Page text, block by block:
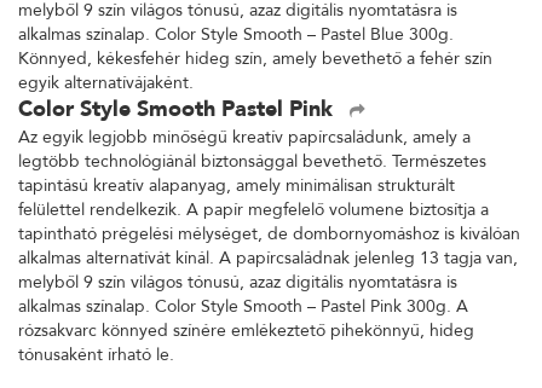
melyből 9 szín világos tónusú, azaz digitális nyomtatásra is
alkalmas színalap. Color Style Smooth – Pastel Blue 300g.
Könnyed, kékesfehér hideg szín, amely bevethető a fehér szín
egyik alternatívájaként.
Color Style Smooth Pastel Pink
Az egyik legjobb minőségű kreatív papírcsaládunk, amely a
legtöbb technológiánál biztonsággal bevethető. Természetes
tapintású kreatív alapanyag, amely minimálisan strukturált
felülettel rendelkezik. A papír megfelelő volumene biztosítja a
tapintható prégelési mélységet, de dombornyomáshoz is kiválóan
alkalmas alternatívát kínál. A papírcsaládnak jelenleg 13 tagja van,
melyből 9 szín világos tónusú, azaz digitális nyomtatásra is
alkalmas színalap. Color Style Smooth – Pastel Pink 300g. A
rózsakvarc könnyed színére emlékeztető pihekönnyű, hideg
tónusaként írható le.